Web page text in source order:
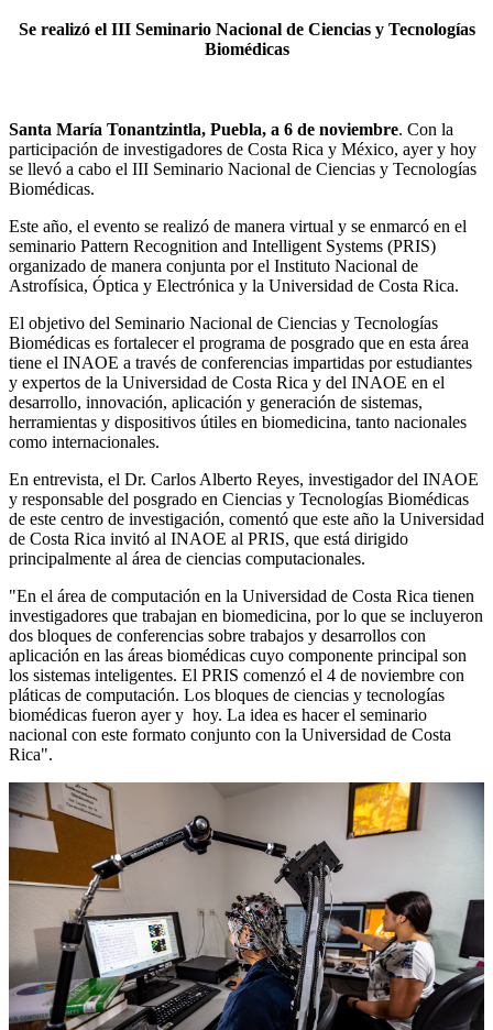
Se realizó el III Seminario Nacional de Ciencias y Tecnologías
Biomédicas
Santa María Tonantzintla, Puebla, a 6 de noviembre. Con la
participación de investigadores de Costa Rica y México, ayer y hoy
se llevó a cabo el III Seminario Nacional de Ciencias y Tecnologías
Biomédicas.
Este año, el evento se realizó de manera virtual y se enmarcó en el
seminario Pattern Recognition and Intelligent Systems (PRIS)
organizado de manera conjunta por el Instituto Nacional de
Astrofísica, Óptica y Electrónica y la Universidad de Costa Rica.
El objetivo del Seminario Nacional de Ciencias y Tecnologías
Biomédicas es fortalecer el programa de posgrado que en esta área
tiene el INAOE a través de conferencias impartidas por estudiantes
y expertos de la Universidad de Costa Rica y del INAOE en el
desarrollo, innovación, aplicación y generación de sistemas,
herramientas y dispositivos útiles en biomedicina, tanto nacionales
como internacionales.
En entrevista, el Dr. Carlos Alberto Reyes, investigador del INAOE
y responsable del posgrado en Ciencias y Tecnologías Biomédicas
de este centro de investigación, comentó que este año la Universidad
de Costa Rica invitó al INAOE al PRIS, que está dirigido
principalmente al área de ciencias computacionales.
"En el área de computación en la Universidad de Costa Rica tienen
investigadores que trabajan en biomedicina, por lo que se incluyeron
dos bloques de conferencias sobre trabajos y desarrollos con
aplicación en las áreas biomédicas cuyo componente principal son
los sistemas inteligentes. El PRIS comenzó el 4 de noviembre con
pláticas de computación. Los bloques de ciencias y tecnologías
biomédicas fueron ayer y hoy. La idea es hacer el seminario
nacional con este formato conjunto con la Universidad de Costa
Rica".